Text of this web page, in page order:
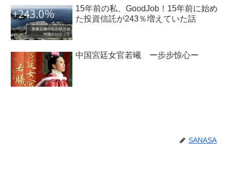
15年前の私、GoodJob！15年前に始め
た投資信託が243％増えていた話
中国宮廷女官若曦 ー步步惊心ー
SANASA